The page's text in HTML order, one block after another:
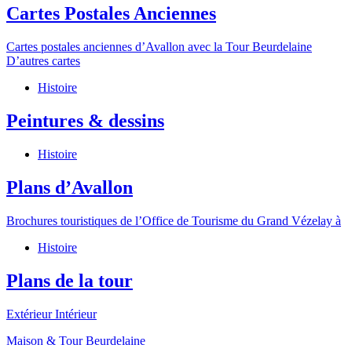
Cartes Postales Anciennes
Cartes postales anciennes d’Avallon avec la Tour Beurdelaine
D’autres cartes
Histoire
Peintures & dessins
Histoire
Plans d’Avallon
Brochures touristiques de l’Office de Tourisme du Grand Vézelay à
Histoire
Plans de la tour
Extérieur Intérieur
Maison & Tour Beurdelaine